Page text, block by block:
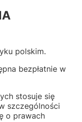
polskim.
bezpłatnie w
stosuje się
szczególności
o prawach